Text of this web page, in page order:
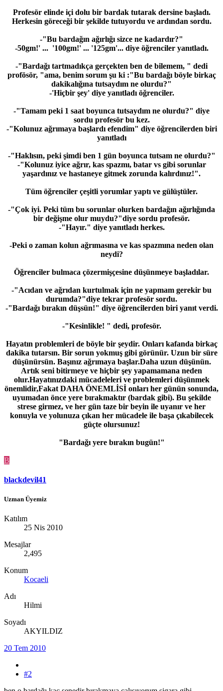
Profesör elinde içi dolu bir bardak tutarak dersine başladı.
Herkesin göreceği bir şekilde tutuyordu ve ardından sordu.
-"Bu bardağın ağırlığı sizce ne kadardır?"
-50gm!' ... '100gm!' ... '125gm'... diye öğrenciler yanıtladı.
-"Bardağı tartmadıkça gerçekten ben de bilemem, " dedi
profösör, "ama, benim sorum şu ki :"Bu bardağı böyle birkaç
dakikalığına tutsaydım ne olurdu?"
-'Hiçbir şey' diye yanıtladı öğrenciler.
-"Tamam peki 1 saat boyunca tutsaydım ne olurdu?" diye
sordu profesör bu kez.
-"Kolunuz ağrımaya başlardı efendim" diye öğrencilerden biri
yanıtladı
-"Haklısın, peki şimdi ben 1 gün boyunca tutsam ne olurdu?"
-"Kolunuz iyice ağrır, kas spazmı, batar vs gibi sorunlar
yaşardınız ve hastaneye gitmek zorunda kalırdınız!".
Tüm öğrenciler çeşitli yorumlar yaptı ve gülüştüler.
-"Çok iyi. Peki tüm bu sorunlar olurken bardağın ağırlığında
bir değişme olur muydu?"diye sordu profesör.
-"Hayır." diye yanıtladı herkes.
-Peki o zaman kolun ağrımasına ve kas spazmına neden olan
neydi?
Öğrenciler bulmaca çözermişçesine düşünmeye başladılar.
-"Acıdan ve ağrıdan kurtulmak için ne yapmam gerekir bu
durumda?"diye tekrar profesör sordu.
-"Bardağı bırakın düşsün!" diye öğrencilerden biri yanıt verdi.
-"Kesinlikle! " dedi, profesör.
Hayatın problemleri de böyle bir şeydir. Onları kafanda birkaç
dakika tutarsın. Bir sorun yokmuş gibi görünür. Uzun bir süre
düşünürsün. Başınız ağrımaya başlar.Daha uzun düşünün.
Artık seni bitirmeye ve hiçbir şey yapamamana neden
olur.Hayatınızdaki mücadeleleri ve problemleri düşünmek
önemlidir,Fakat DAHA ÖNEMLİSİ onları her günün sonunda,
uyumadan önce yere bırakmaktır (bardak gibi). Bu şekilde
strese girmez, ve her gün taze bir beyin ile uyanır ve her
konuyla ve yolunuza çıkan her mücadele ile başa çıkabilecek
güçte olursunuz!
"Bardağı yere bırakın bugün!"
B
blackdevil41
Uzman Üyemiz
Katılım
25 Nis 2010
Mesajlar
2,495
Konum
Kocaeli
Adı
Hilmi
Soyadı
AKYILDIZ
20 Tem 2010
#2